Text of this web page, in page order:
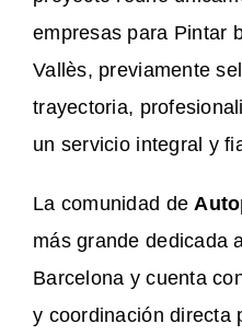
empresas para Pintar
Vallès, previamente
trayectoria,
un servicio integral y
La comunidad de
más grande dedicada
Barcelona y cuenta
y coordinación directa